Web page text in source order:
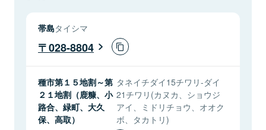
帯島タイシマ
028-8804
種市第１５地割～第
２１地割（鹿糠、小
路合、緑町、大久
保、高取）
タネイチダイ15チワリ-ダイ
21チワリ(カヌカ、ショウジ
アイ、ミドリチョウ、オオク
ボ、タカトリ)